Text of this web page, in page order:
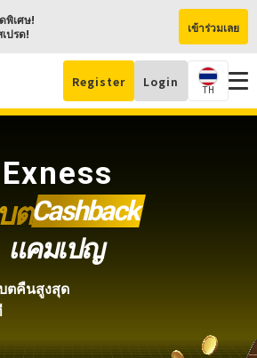
พิเศษ!
ปรด!
เข้าร่วมเลย
Register Login
TH
Exness
ตCashback
แคมเปญ
ตคืนสูงสุด